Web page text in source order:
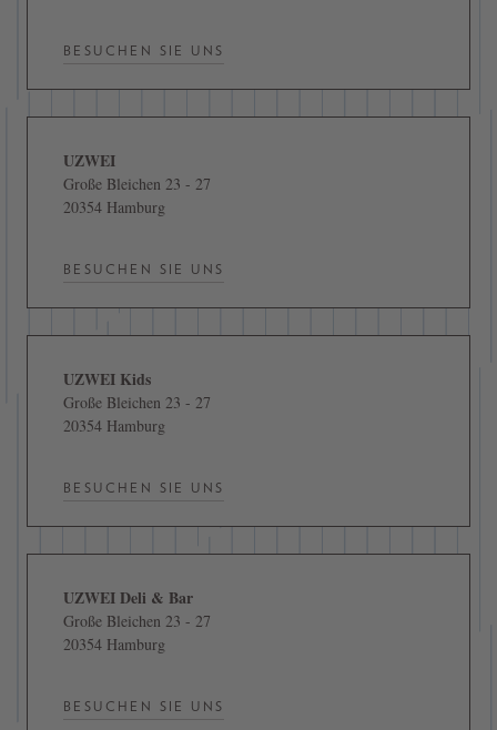
BESUCHEN SIE UNS
UZWEI
Große Bleichen 23 - 27
20354 Hamburg
BESUCHEN SIE UNS
UZWEI Kids
Große Bleichen 23 - 27
20354 Hamburg
BESUCHEN SIE UNS
UZWEI Deli & Bar
Große Bleichen 23 - 27
20354 Hamburg
BESUCHEN SIE UNS